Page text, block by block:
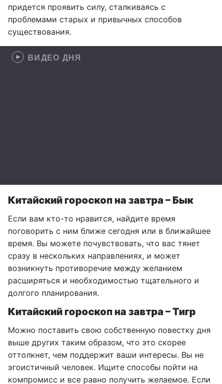
придется проявить силу, сталкиваясь с
проблемами старых и привычных способов
существования.
ВИДЕО ДНЯ
Китайский гороскоп на завтра – Бык
Если вам кто-то нравится, найдите время
поговорить с ним ближе сегодня или в ближайшее
время. Вы можете почувствовать, что вас тянет
сразу в нескольких направлениях, и может
возникнуть противоречие между желанием
расширяться и необходимостью тщательного и
долгого планирования.
Китайский гороскоп на завтра – Тигр
Можно поставить свою собственную повестку дня
выше других таким образом, что это скорее
оттолкнет, чем поддержит ваши интересы. Вы не
эгоистичный человек. Ищите способы пойти на
компромисс и все равно получить желаемое. Если